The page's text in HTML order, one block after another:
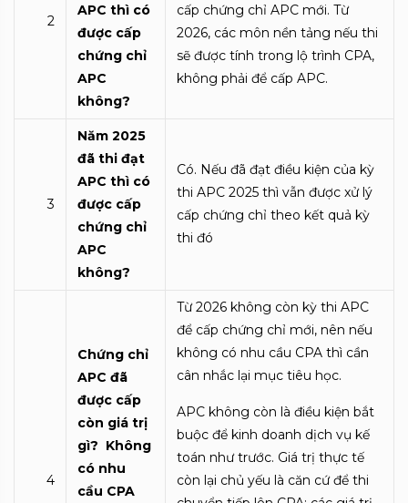
2
APC thì có
được cấp
chứng chỉ
APC
không?
cấp chứng chỉ APC mới. Từ
2026, các môn nền tảng nếu thi
sẽ được tính trong lộ trình CPA,
không phải để cấp APC.
3
Năm 2025
đã thi đạt
APC thì có
được cấp
chứng chỉ
APC
không?
Có. Nếu đã đạt điều kiện của kỳ
thi APC 2025 thì vẫn được xử lý
cấp chứng chỉ theo kết quả kỳ
thi đó
4
Chứng chỉ
APC đã
được cấp
còn giá trị
gì? Không
có nhu
cầu CPA
Từ 2026 không còn kỳ thi APC
để cấp chứng chỉ mới, nên nếu
không có nhu cầu CPA thì cần
cân nhắc lại mục tiêu học.
APC không còn là điều kiện bắt
buộc để kinh doanh dịch vụ kế
toán như trước. Giá trị thực tế
còn lại chủ yếu là căn cứ để thi